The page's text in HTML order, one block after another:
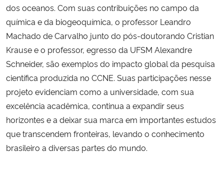
dos oceanos. Com suas contribuições no campo da
química e da biogeoquímica, o professor Leandro
Machado de Carvalho junto do pós-doutorando Cristian
Krause e o professor, egresso da UFSM Alexandre
Schneider, são exemplos do impacto global da pesquisa
científica produzida no CCNE. Suas participações nesse
projeto evidenciam como a universidade, com sua
excelência acadêmica, continua a expandir seus
horizontes e a deixar sua marca em importantes estudos
que transcendem fronteiras, levando o conhecimento
brasileiro a diversas partes do mundo.